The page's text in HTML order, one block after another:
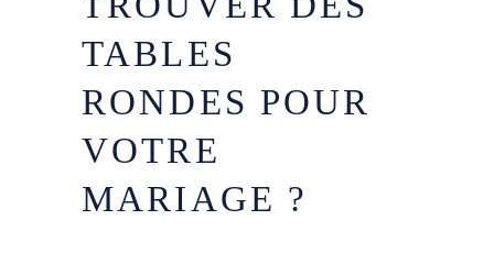
TABLES
RONDES POUR
VOTRE
MARIAGE ?